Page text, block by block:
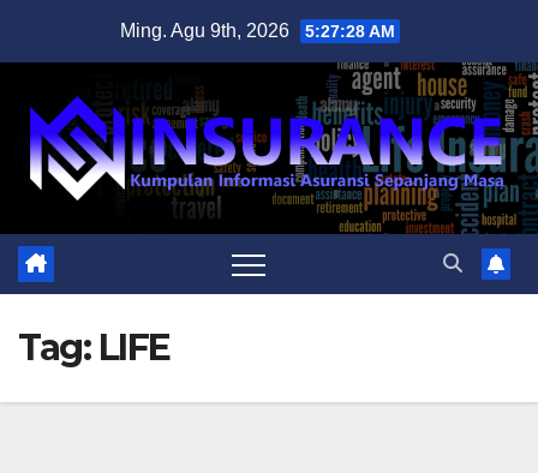
Ming. Agu 9th, 2026 5:27:29 AM
Tag: LIFE